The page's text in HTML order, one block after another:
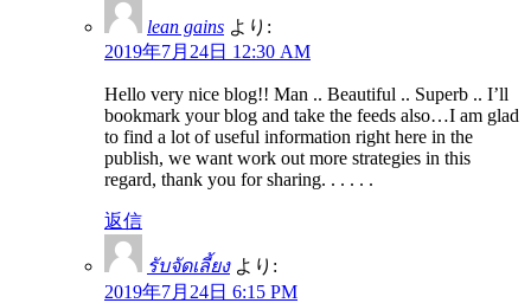
lean gains より:
2019年7月24日 12:30 AM
Hello very nice blog!! Man .. Beautiful .. Superb .. I’ll
bookmark your blog and take the feeds also…I am glad
to find a lot of useful information right here in the
publish, we want work out more strategies in this
regard, thank you for sharing. . . . . .
返信
รับจัดเลี้ยง より:
2019年7月24日 6:15 PM